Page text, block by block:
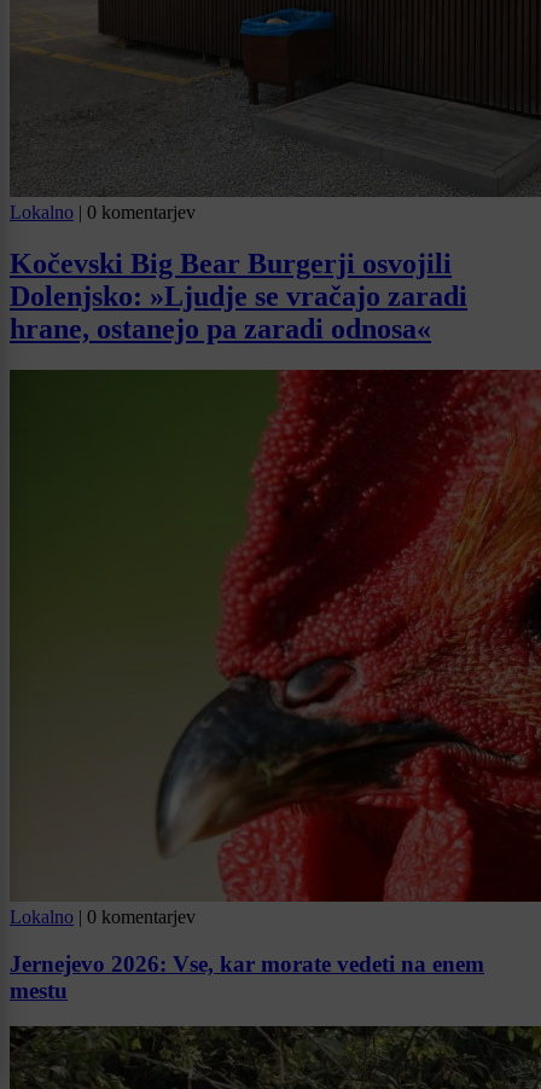
Lokalno | 0 komentarjev
Kočevski Big Bear Burgerji osvojili
Dolenjsko: »Ljudje se vračajo zaradi
hrane, ostanejo pa zaradi odnosa«
Lokalno | 0 komentarjev
Jernejevo 2026: Vse, kar morate vedeti na enem
mestu